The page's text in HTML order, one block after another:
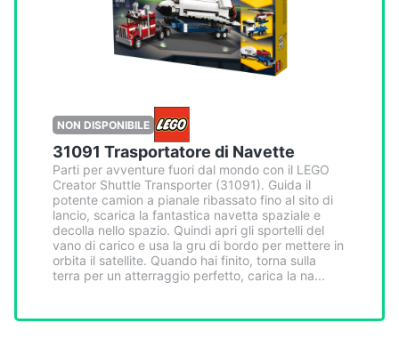
Cinema
Smart
home
Videogiochi
e
NON DISPONIBILE
31091 Trasportatore di Navette
Parti per avventure fuori dal mondo con il LEGO
Creator Shuttle Transporter (31091). Guida il
potente camion a pianale ribassato fino al sito di
lancio, scarica la fantastica navetta spaziale e
decolla nello spazio. Quindi apri gli sportelli del
vano di carico e usa la gru di bordo per mettere in
orbita il satellite. Quando hai finito, torna sulla
terra per un atterraggio perfetto, carica la na...